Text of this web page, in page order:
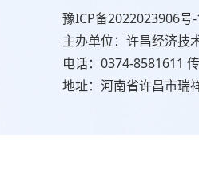
豫ICP备2022023906号
主办单位：许昌经济技
电话：0374-8581611
地址：河南省许昌市瑞